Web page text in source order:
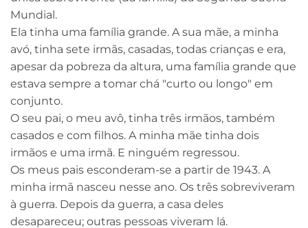
Mundial.
Ela tinha uma família grande. A sua mãe, a minha
avó, tinha sete irmãs, casadas, todas crianças e era,
apesar da pobreza da altura, uma família grande que
estava sempre a tomar chá "curto ou longo" em
conjunto.
O seu pai, o meu avô, tinha três irmãos, também
casados e com filhos. A minha mãe tinha dois
irmãos e uma irmã. E ninguém regressou.
Os meus pais esconderam-se a partir de 1943. A
minha irmã nasceu nesse ano. Os três sobreviveram
à guerra. Depois da guerra, a casa deles
desapareceu; outras pessoas viveram lá.